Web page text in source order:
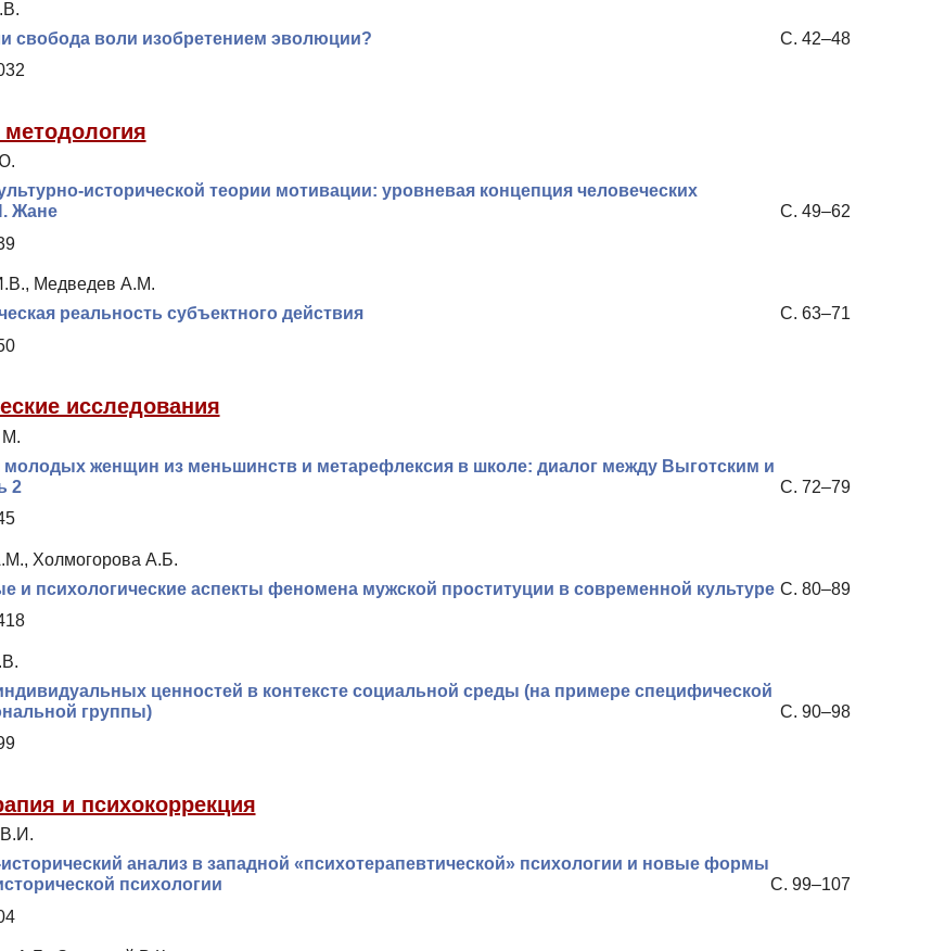
свобода воли изобретением эволюции?
С. 42–48
исторической теории мотивации: уровневая концепция человеческих
Жане
С. 49–62
Медведев А.М.
реальность субъектного действия
С. 63–71
исследования
М.
женщин из меньшинств и метарефлексия в школе: диалог между Выготским и
2
С. 72–79
Холмогорова А.Б.
и психологические аспекты феномена мужской проституции в современной культуре С. 80–89
ценностей в контексте социальной среды (на примере специфической
группы)
С. 90–98
и психокоррекция
исторический анализ в западной «психотерапевтической» психологии и новые формы
психологии
С. 99–107